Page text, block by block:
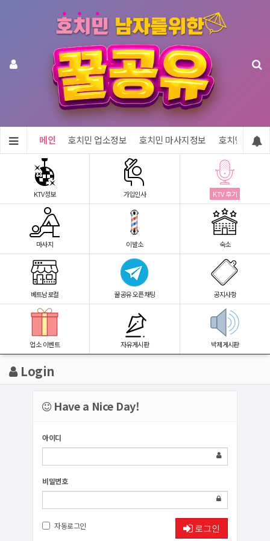
메인 호치민 업소정보 호치민 마사지정보 호치민 숙소
KTV정보 가입인사 KTV 후기
마사지 이발소 숙소
베트남로컬 꿀공유 오픈채팅 공지사항
업소 이벤트 자유게시판 박제게시판
Login
Have a Nice Day!
아이디
비밀번호
자동로그인 로그인